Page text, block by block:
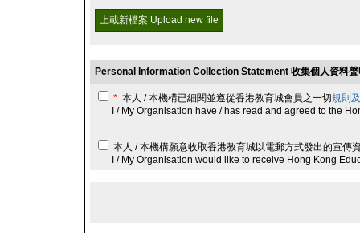
Personal Information Collection Statement 收集個人資料聲
* 本人 / 本機構已細閱並遵從香港教育城會員之一切規則
I / My Organisation have / has read and agreed to the
本人 / 本機構願意收取香港教育城以電郵方式發出的宣傳
I / My Organisation would like to receive Hong Kong